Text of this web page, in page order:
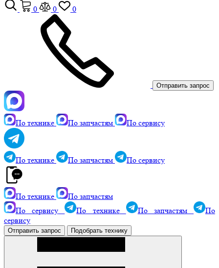
0
0 0
Отправить запрос
По технике По запчастям По сервису
По технике По запчастям По сервису
По технике
По запчастям
По сервису
По технике По запчастям
По
сервису
Отправить запрос Подобрать технику